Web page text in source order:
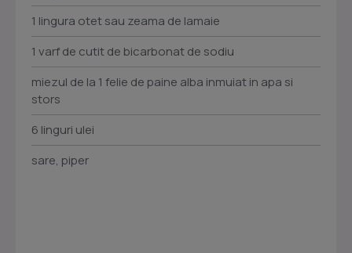
1 lingura otet sau zeama de lamaie
1 varf de cutit de bicarbonat de sodiu
miezul de la 1 felie de paine alba inmuiat in apa si
stors
6 linguri ulei
sare, piper